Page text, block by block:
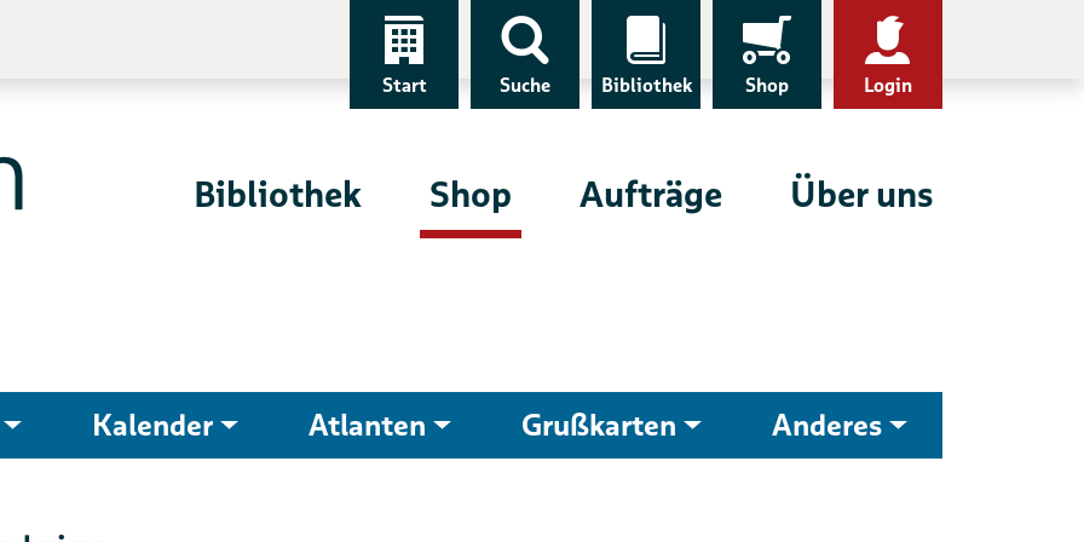
Start Suche Bibliothek Shop Login
Bibliothek Shop Aufträge Über uns
Kalender Atlanten Grußkarten Anderes